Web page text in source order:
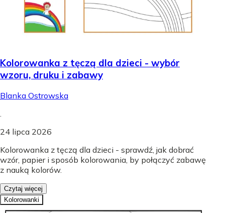
Kolorowanka z tęczą dla dzieci - wybór
wzoru, druku i zabawy
Blanka Ostrowska
24 lipca 2026
Kolorowanka z tęczą dla dzieci - sprawdź, jak dobrać
wzór, papier i sposób kolorowania, by połączyć zabawę
z nauką kolorów.
Czytaj więcej
Kolorowanki